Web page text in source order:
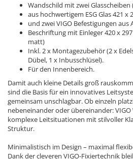
Wandschild mit zwei Glasscheiben
aus hochwertigem ESG Glas 421 x
und zwei VIGO Befestigungen aus
Beschriftung mit Einleger 420 x
matt)
Inkl. 2 x Montagezubehör (2 x
Dübel, 1 x Inbusschlüsel).
Für den Innenbereich.
Damit auch kleine Details groß
sind die Basis für ein innovatives
gemeinsam unschlagbar. Ob einzeln
nebeneinander oder übereinander:
komplexe Leitsituationen mit stilvoller
Struktur.
Minimalistisch im Design – maximal
Dank der cleveren VIGO-Fixiertechnik